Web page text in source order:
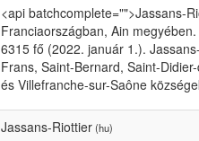
<api batchcomplete="">Jassans-
Franciaországban, Ain
6315 fő (2022. január 1.).
Frans, Saint-Bernard, Saint-
és Villefranche-sur-Saône
Jassans-Riottier(hu)